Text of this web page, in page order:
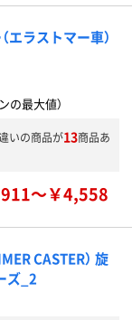
エラストマー車）
の最大値）
いの商品が13商品あ
～￥4,558
CASTER） 旋
ズ_2